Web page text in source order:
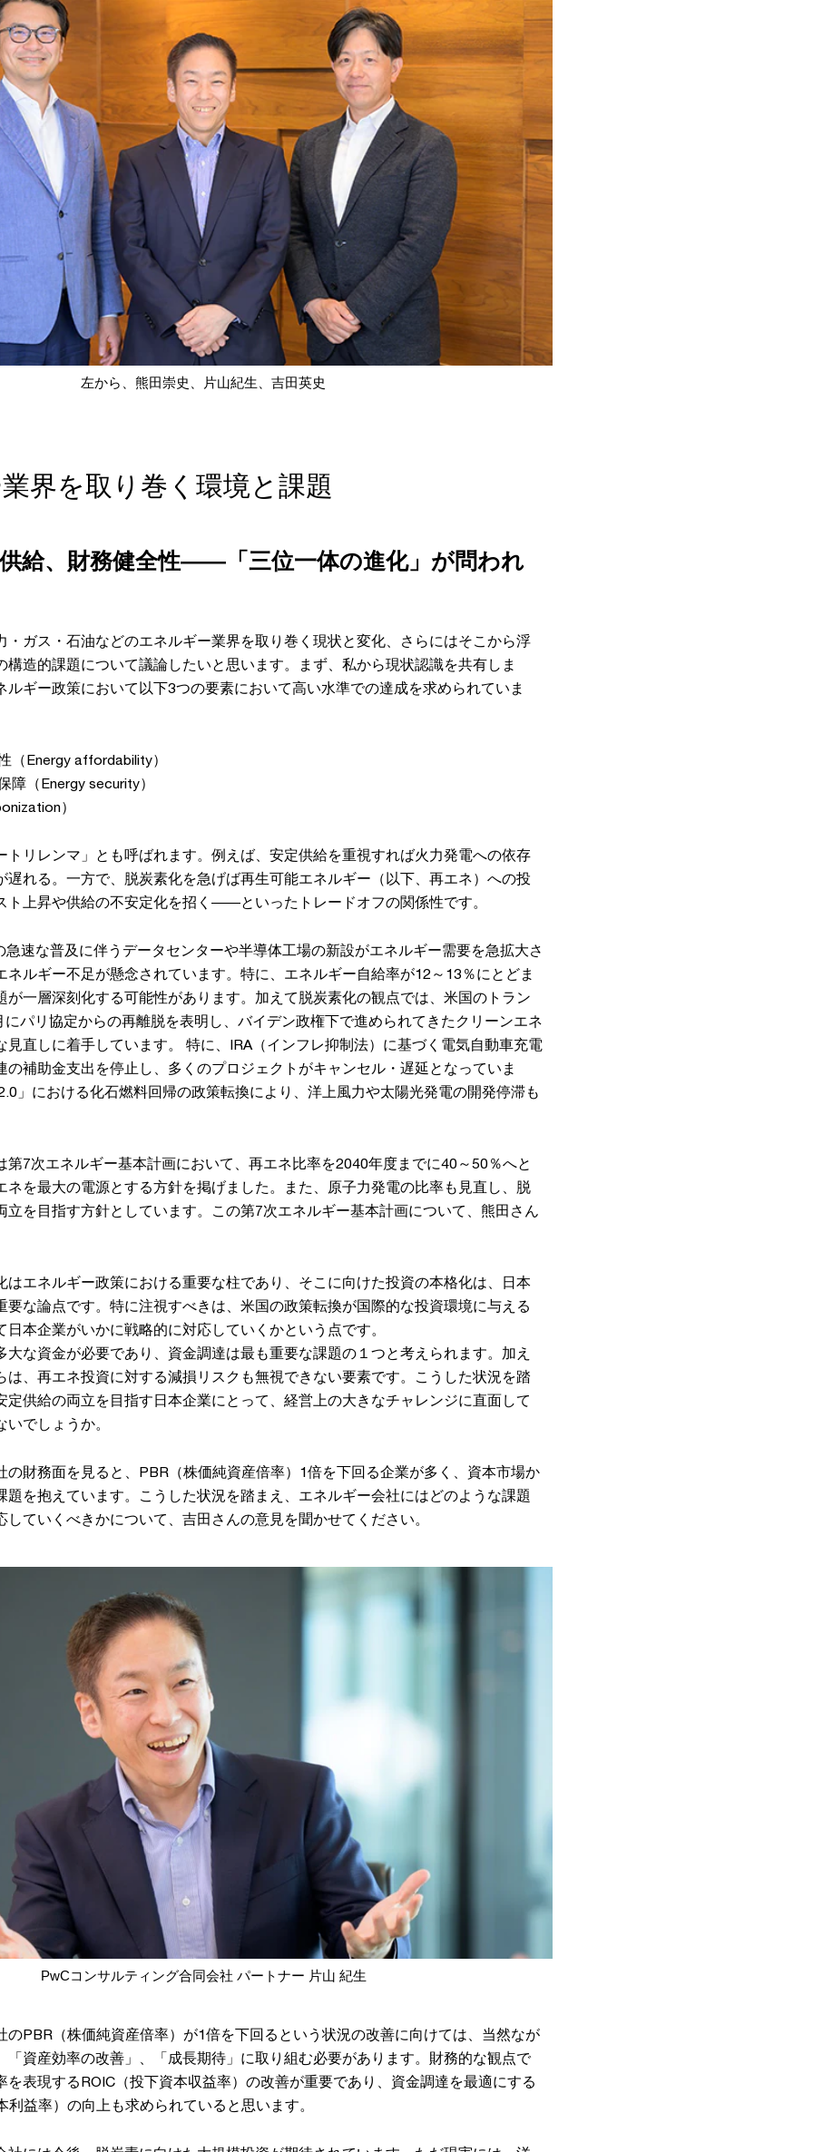
左から、熊田崇史、片山紀生、吉田英史
界を取り巻く環境と課題
給、財務健全性――「三位一体の進化」が問われ
・ガス・石油などのエネルギー業界を取り巻く現状と変化、さらにはそこから浮
構造的課題について議論したいと思います。まず、私から現状認識を共有しま
ルギー政策において以下3つの要素において高い水準での達成を求められていま
Energy affordability）
（Energy security）
）
トリレンマ」とも呼ばれます。例えば、安定供給を重視すれば火力発電への依存
遅れる。一方で、脱炭素化を急げば再生可能エネルギー（以下、再エネ）への投
ト上昇や供給の不安定化を招く――といったトレードオフの関係性です。
急速な普及に伴うデータセンターや半導体工場の新設がエネルギー需要を急拡大さ
ネルギー不足が懸念されています。特に、エネルギー自給率が12～13％にとどま
が一層深刻化する可能性があります。加えて脱炭素化の観点では、米国のトラン
パリ協定からの再離脱を表明し、バイデン政権下で進められてきたクリーンエネ
見直しに着手しています。 特に、IRA（インフレ抑制法）に基づく電気自動車充電
の補助金支出を停止し、多くのプロジェクトがキャンセル・遅延となっていま
」における化石燃料回帰の政策転換により、洋上風力や太陽光発電の開発停滞も
第7次エネルギー基本計画において、再エネ比率を2040年度までに40～50％へと
ネを最大の電源とする方針を掲げました。また、原子力発電の比率も見直し、脱
立を目指す方針としています。この第7次エネルギー基本計画について、熊田さん
はエネルギー政策における重要な柱であり、そこに向けた投資の本格化は、日本
要な論点です。特に注視すべきは、米国の政策転換が国際的な投資環境に与える
本企業がいかに戦略的に対応していくかという点です。
大な資金が必要であり、資金調達は最も重要な課題の１つと考えられます。加え
は、再エネ投資に対する減損リスクも無視できない要素です。こうした状況を踏
定供給の両立を目指す日本企業にとって、経営上の大きなチャレンジに直面して
でしょうか。
の財務面を見ると、PBR（株価純資産倍率）1倍を下回る企業が多く、資本市場か
題を抱えています。こうした状況を踏まえ、エネルギー会社にはどのような課題
していくべきかについて、吉田さんの意見を聞かせてください。
PwCコンサルティング合同会社 パートナー 片山 紀生
のPBR（株価純資産倍率）が1倍を下回るという状況の改善に向けては、当然なが
「資産効率の改善」、「成長期待」に取り組む必要があります。財務的な観点で
を表現するROIC（投下資本収益率）の改善が重要であり、資金調達を最適にする
利益率）の向上も求められていると思います。